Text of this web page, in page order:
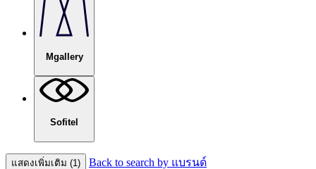
Mgallery
Sofitel
แสดงเพิ่มเติม (1)
Back to search by แบรนด์